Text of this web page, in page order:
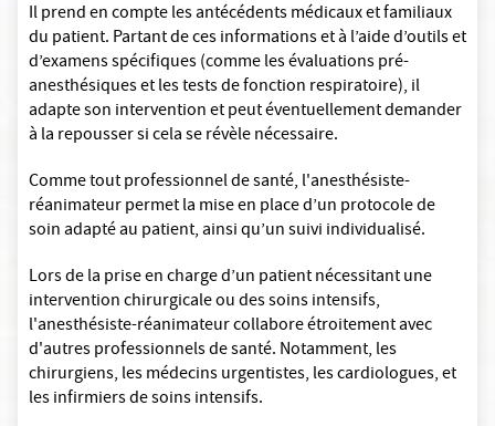
Il prend en compte les antécédents médicaux et familiaux
du patient. Partant de ces informations et à l’aide d’outils et
d’examens spécifiques (comme les évaluations pré-
anesthésiques et les tests de fonction respiratoire), il
adapte son intervention et peut éventuellement demander
à la repousser si cela se révèle nécessaire.
Comme tout professionnel de santé, l'anesthésiste-
réanimateur permet la mise en place d’un protocole de
soin adapté au patient, ainsi qu’un suivi individualisé.
Lors de la prise en charge d’un patient nécessitant une
intervention chirurgicale ou des soins intensifs,
l'anesthésiste-réanimateur collabore étroitement avec
d'autres professionnels de santé. Notamment, les
chirurgiens, les médecins urgentistes, les cardiologues, et
les infirmiers de soins intensifs.